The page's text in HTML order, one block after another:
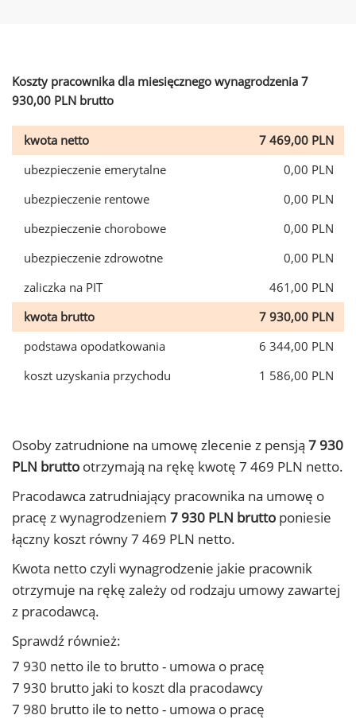
Koszty pracownika dla miesięcznego wynagrodzenia 7
930,00 PLN brutto
kwota netto
7 469,00 PLN
ubezpieczenie emerytalne
0,00 PLN
ubezpieczenie rentowe
0,00 PLN
ubezpieczenie chorobowe
0,00 PLN
ubezpieczenie zdrowotne
0,00 PLN
zaliczka na PIT
461,00 PLN
kwota brutto
7 930,00 PLN
podstawa opodatkowania
6 344,00 PLN
koszt uzyskania przychodu
1 586,00 PLN
Osoby zatrudnione na umowę zlecenie z pensją 7 930
PLN brutto otrzymają na rękę kwotę 7 469 PLN netto.
Pracodawca zatrudniający pracownika na umowę o
pracę z wynagrodzeniem 7 930 PLN brutto poniesie
łączny koszt równy 7 469 PLN netto.
Kwota netto czyli wynagrodzenie jakie pracownik
otrzymuje na rękę zależy od rodzaju umowy zawartej
z pracodawcą.
Sprawdź również:
7 930 netto ile to brutto - umowa o pracę
7 930 brutto jaki to koszt dla pracodawcy
7 980 brutto ile to netto - umowa o pracę